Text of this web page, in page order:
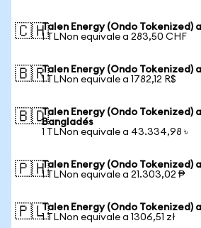
🇨🇭Talen Energy (Ondo Tokenized)
1 TLNon equivale a 283,50 CHF
🇧🇷Talen Energy (Ondo Tokenized)
1 TLNon equivale a 1782,12 R$
🇧🇩Talen Energy (Ondo Tokenized)
Bangladés
1 TLNon equivale a 43.334,98 ৳
🇵🇭Talen Energy (Ondo Tokenized)
1 TLNon equivale a 21.303,02 ₱
🇵🇱Talen Energy (Ondo Tokenized)
1 TLNon equivale a 1306,51 zł